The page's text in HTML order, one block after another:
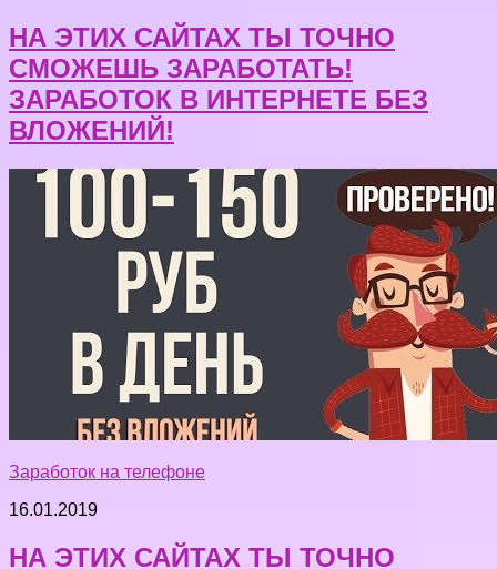
НА ЭТИХ САЙТАХ ТЫ ТОЧНО
СМОЖЕШЬ ЗАРАБОТАТЬ!
ЗАРАБОТОК В ИНТЕРНЕТЕ БЕЗ
ВЛОЖЕНИЙ!
Заработок на телефоне
16.01.2019
НА ЭТИХ САЙТАХ ТЫ ТОЧНО